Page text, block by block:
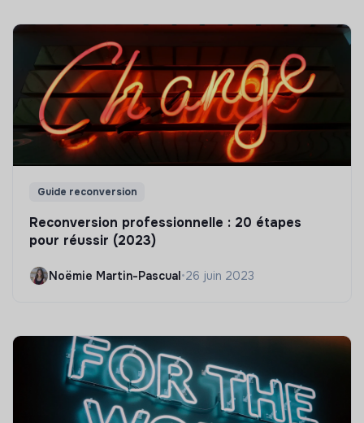
Guide reconversion
Reconversion professionnelle : 20 étapes
pour réussir (2023)
Noëmie Martin-Pascual•26 juin 2023